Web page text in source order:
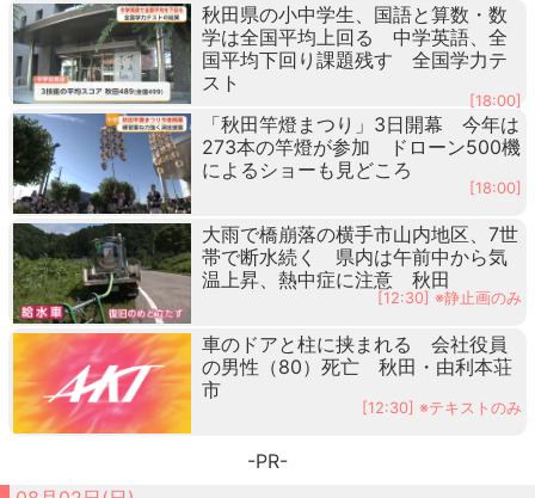
秋田県の小中学生、国語と算数・数
学は全国平均上回る 中学英語、全
国平均下回り課題残す 全国学力テ
スト
[18:00]
「秋田竿燈まつり」3日開幕 今年は
273本の竿燈が参加 ドローン500機
によるショーも見どころ
[18:00]
大雨で橋崩落の横手市山内地区、7世
帯で断水続く 県内は午前中から気
温上昇、熱中症に注意 秋田
[12:30] ※静止画のみ
車のドアと柱に挟まれる 会社役員
の男性（80）死亡 秋田・由利本荘
市
[12:30] ※テキストのみ
-PR-